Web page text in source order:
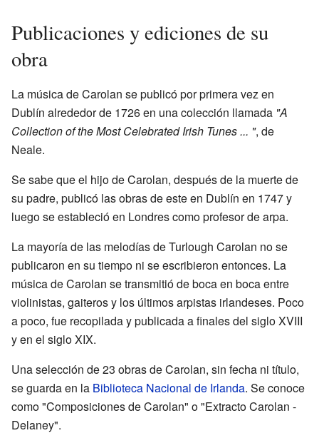
Publicaciones y ediciones de su
obra
La música de Carolan se publicó por primera vez en
Dublín alrededor de 1726 en una colección llamada "A
Collection of the Most Celebrated Irish Tunes ... ", de
Neale.
Se sabe que el hijo de Carolan, después de la muerte de
su padre, publicó las obras de este en Dublín en 1747 y
luego se estableció en Londres como profesor de arpa.
La mayoría de las melodías de Turlough Carolan no se
publicaron en su tiempo ni se escribieron entonces. La
música de Carolan se transmitió de boca en boca entre
violinistas, gaiteros y los últimos arpistas irlandeses. Poco
a poco, fue recopilada y publicada a finales del siglo XVIII
y en el siglo XIX.
Una selección de 23 obras de Carolan, sin fecha ni título,
se guarda en la Biblioteca Nacional de Irlanda. Se conoce
como "Composiciones de Carolan" o "Extracto Carolan -
Delaney".